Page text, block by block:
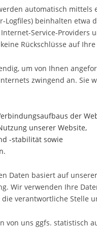
automatisch
Logfiles) beinhalten etwa
Service-Providers
Rückschlüsse auf Ihre
um von Ihnen
zwingend an. Sie
der
unserer Website,
-stabilität sowie
Daten basiert auf
Wir verwenden Ihre
verantwortliche Stelle
von uns ggfs. statistisch